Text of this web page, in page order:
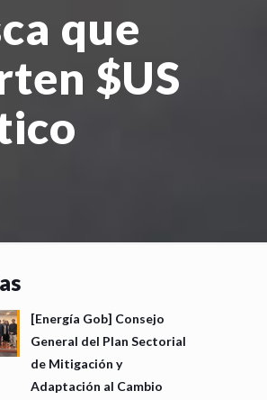
que
$US
[Energía Gob] Consejo
General del Plan Sectorial
de Mitigación y
Adaptación al Cambio